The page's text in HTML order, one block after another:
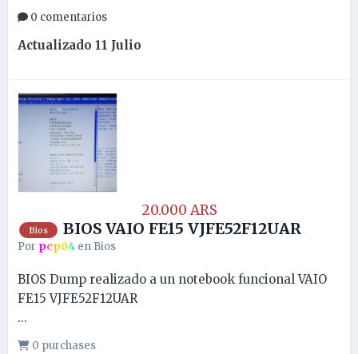
0 comentarios
Actualizado 11 Julio
20.000 ARS
Bios BIOS VAIO FE15 VJFE52F12UAR
Por pcp04 en Bios
BIOS Dump realizado a un notebook funcional VAIO
FE15 VJFE52F12UAR
...
0 purchases